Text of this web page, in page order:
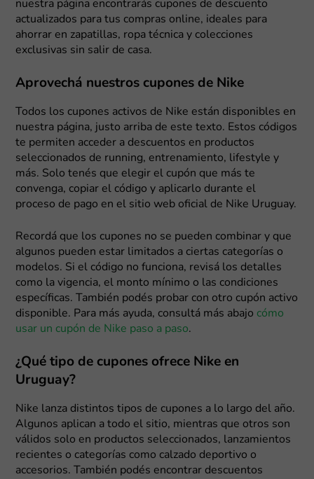
nuestra página encontrarás cupones de descuento
actualizados para tus compras online, ideales para
ahorrar en zapatillas, ropa técnica y colecciones
exclusivas sin salir de casa.
Aprovechá nuestros cupones de Nike
Todos los cupones activos de Nike están disponibles en
nuestra página, justo arriba de este texto. Estos códigos
te permiten acceder a descuentos en productos
seleccionados de running, entrenamiento, lifestyle y
más. Solo tenés que elegir el cupón que más te
convenga, copiar el código y aplicarlo durante el
proceso de pago en el sitio web oficial de Nike Uruguay.
Recordá que los cupones no se pueden combinar y que
algunos pueden estar limitados a ciertas categorías o
modelos. Si el código no funciona, revisá los detalles
como la vigencia, el monto mínimo o las condiciones
específicas. También podés probar con otro cupón activo
disponible. Para más ayuda, consultá más abajo cómo
usar un cupón de Nike paso a paso.
¿Qué tipo de cupones ofrece Nike en
Uruguay?
Nike lanza distintos tipos de cupones a lo largo del año.
Algunos aplican a todo el sitio, mientras que otros son
válidos solo en productos seleccionados, lanzamientos
recientes o categorías como calzado deportivo o
accesorios. También podés encontrar descuentos